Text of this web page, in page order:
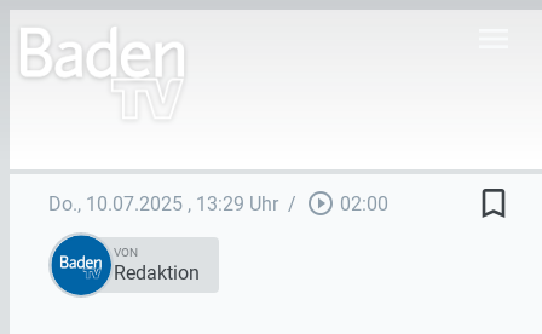
Do., 10.07.2025 , 13:29 Uhr / play_circle_outline 02:00 bookmark_border
VON
Redaktion